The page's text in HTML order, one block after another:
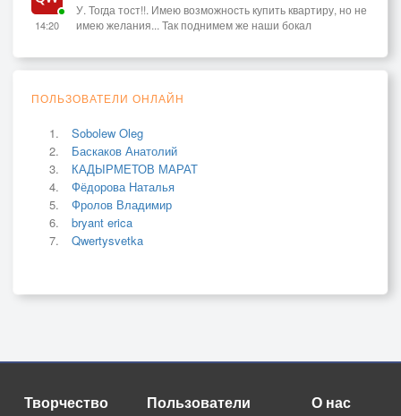
14:20
У. Тогда тост!!. Имею возможность купить квартиру, но не
имею желания... Так поднимем же наши бокал
ПОЛЬЗОВАТЕЛИ ОНЛАЙН
Sobolew Oleg
Баскаков Анатолий
КАДЫРМЕТОВ МАРАТ
Фёдорова Наталья
Фролов Владимир
bryant erica
Qwertysvetka
Творчество Пользователи О нас